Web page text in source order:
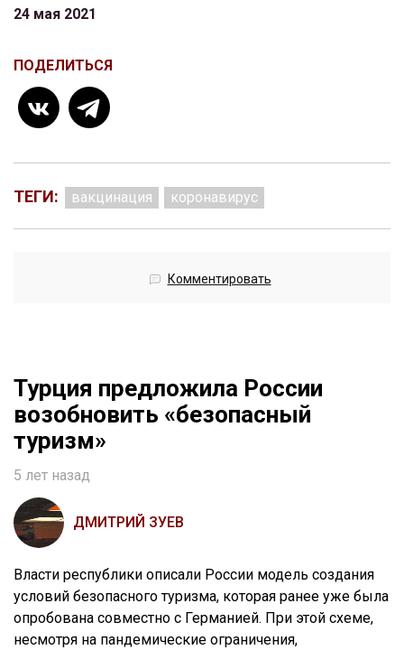
24 мая 2021
ПОДЕЛИТЬСЯ
ТЕГИ: вакцинация коронавирус
Комментировать
Турция предложила России
возобновить «безопасный
туризм»
5 лет назад
ДМИТРИЙ ЗУЕВ
Власти республики описали России модель создания
условий безопасного туризма, которая ранее уже была
опробована совместно с Германией. При этой схеме,
несмотря на пандемические ограничения,